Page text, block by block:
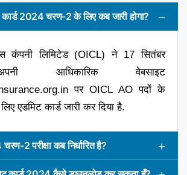
2024 चरण-2 के लिए कब जारी होगा?
कंपनी लिमिटेड (OICL) ने 17 सितंबर
आधिकारिक वेबसाइट
पर OICL AO पदों के
एडमिट कार्ड जारी कर दिया है.
2 परीक्षा कब निर्धारित है?